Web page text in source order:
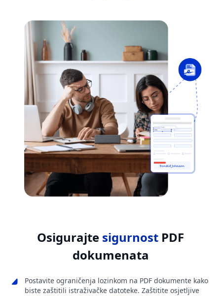
Osigurajte sigurnost PDF
dokumenata
Postavite ograničenja lozinkom na PDF dokumente kako
biste zaštitili istraživačke datoteke. Zaštitite osjetljive